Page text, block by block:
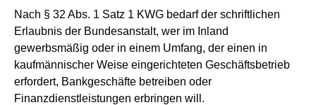
Nach § 32 Abs. 1 Satz 1 KWG bedarf der schriftlichen
Erlaubnis der Bundesanstalt, wer im Inland
gewerbsmäßig oder in einem Umfang, der einen in
kaufmännischer Weise eingerichteten Geschäftsbetrieb
erfordert, Bankgeschäfte betreiben oder
Finanzdienstleistungen erbringen will.